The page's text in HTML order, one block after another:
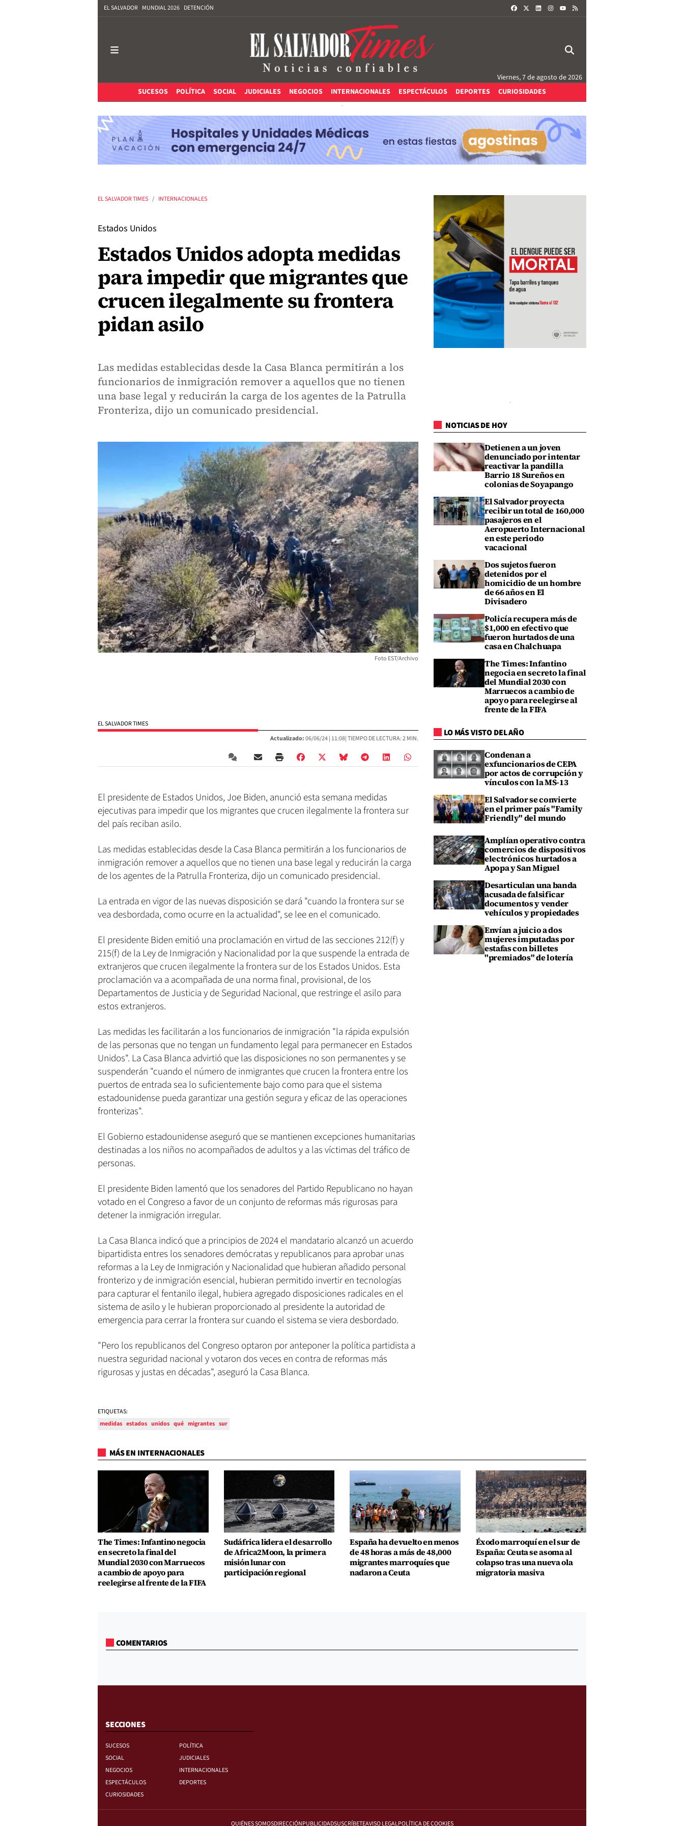
EL SALVADOR MUNDIAL 2026 DETENCIÓN FACEBOOKLINKEDININSTAGRAM
Viernes, 7 de agosto de 2026
SUCESOS
POLÍTICA SOCIAL JUDICIALES NEGOCIOS INTERNACIONALES ESPECTÁCULOS DEPORTES CURIOSIDADES
EL SALVADOR TIMES INTERNACIONALES
Estados Unidos
Estados Unidos adopta medidas
para impedir que migrantes que
crucen ilegalmente su frontera
pidan asilo
Las medidas establecidas desde la Casa Blanca permitirán a los
funcionarios de inmigración remover a aquellos que no tienen
una base legal y reducirán la carga de los agentes de la Patrulla
Fronteriza, dijo un comunicado presidencial.
Foto EST/Archivo
EL SALVADOR TIMES
Actualizado:06/06/24 | 11:08| TIEMPO DE LECTURA: 2 MIN.
El presidente de Estados Unidos, Joe Biden, anunció esta semana medidas
ejecutivas para impedir que los migrantes que crucen ilegalmente la frontera sur
del país reciban asilo.
Las medidas establecidas desde la Casa Blanca permitirán a los funcionarios de
inmigración remover a aquellos que no tienen una base legal y reducirán la carga
de los agentes de la Patrulla Fronteriza, dijo un comunicado presidencial.
La entrada en vigor de las nuevas disposición se dará "cuando la frontera sur se
vea desbordada, como ocurre en la actualidad", se lee en el comunicado.
El presidente Biden emitió una proclamación en virtud de las secciones 212(f) y
215(f) de la Ley de Inmigración y Nacionalidad por la que suspende la entrada de
extranjeros que crucen ilegalmente la frontera sur de los Estados Unidos. Esta
proclamación va a acompañada de una norma final, provisional, de los
Departamentos de Justicia y de Seguridad Nacional, que restringe el asilo para
estos extranjeros.
Las medidas les facilitarán a los funcionarios de inmigración "la rápida expulsión
de las personas que no tengan un fundamento legal para permanecer en Estados
Unidos". La Casa Blanca advirtió que las disposiciones no son permanentes y se
suspenderán "cuando el número de inmigrantes que crucen la frontera entre los
puertos de entrada sea lo suficientemente bajo como para que el sistema
estadounidense pueda garantizar una gestión segura y eficaz de las operaciones
fronterizas".
El Gobierno estadounidense aseguró que se mantienen excepciones humanitarias
destinadas a los niños no acompañados de adultos y a las víctimas del tráfico de
personas.
El presidente Biden lamentó que los senadores del Partido Republicano no hayan
votado en el Congreso a favor de un conjunto de reformas más rigurosas para
detener la inmigración irregular.
La Casa Blanca indicó que a principios de 2024 el mandatario alcanzó un acuerdo
bipartidista entres los senadores demócratas y republicanos para aprobar unas
reformas a la Ley de Inmigración y Nacionalidad que hubieran añadido personal
fronterizo y de inmigración esencial, hubieran permitido invertir en tecnologías
para capturar el fentanilo ilegal, hubiera agregado disposiciones radicales en el
sistema de asilo y le hubieran proporcionado al presidente la autoridad de
emergencia para cerrar la frontera sur cuando el sistema se viera desbordado.
"Pero los republicanos del Congreso optaron por anteponer la política partidista a
nuestra seguridad nacional y votaron dos veces en contra de reformas más
rigurosas y justas en décadas", aseguró la Casa Blanca.
ETIQUETAS:
medidas estados unidos qué migrantes sur
NOTICIAS DE HOY
Detienen a un joven
denunciado por intentar
reactivar la pandilla
Barrio 18 Sureños en
colonias de Soyapango
El Salvador proyecta
recibir un total de 160,000
pasajeros en el
Aeropuerto Internacional
en este periodo
vacacional
Dos sujetos fueron
detenidos por el
homicidio de un hombre
de 66 años en El
Divisadero
Policía recupera más de
$1,000 en efectivo que
fueron hurtados de una
casa en Chalchuapa
The Times: Infantino
negocia en secreto la final
del Mundial 2030 con
Marruecos a cambio de
apoyo para reelegirse al
frente de la FIFA
LO MÁS VISTO DEL AÑO
Condenan a
exfuncionarios de CEPA
por actos de corrupción y
vínculos con la MS-13
El Salvador se convierte
en el primer país "Family
Friendly" del mundo
Amplían operativo contra
comercios de dispositivos
electrónicos hurtados a
Apopa y San Miguel
Desarticulan una banda
acusada de falsificar
documentos y vender
vehículos y propiedades
Envían a juicio a dos
mujeres imputadas por
estafas con billetes
"premiados" de lotería
MÁS EN INTERNACIONALES
The Times: Infantino negocia
en secreto la final del
Mundial 2030 con Marruecos
a cambio de apoyo para
reelegirse al frente de la FIFA
Sudáfrica lidera el desarrollo
de Africa2Moon, la primera
misión lunar con
participación regional
España ha devuelto en menos
de 48 horas a más de 48,000
migrantes marroquíes que
nadaron a Ceuta
Éxodo marroquí en el sur de
España: Ceuta se asoma al
colapso tras una nueva ola
migratoria masiva
COMENTARIOS
SECCIONES
SUCESOS
POLÍTICA
SOCIAL
JUDICIALES
NEGOCIOS
INTERNACIONALES
ESPECTÁCULOS
DEPORTES
CURIOSIDADES
QUIÉNES SOMOSDIRECCIÓNPUBLICIDADSUSCRÍBETEAVISO LEGALPOLÍTICA DE COOKIES